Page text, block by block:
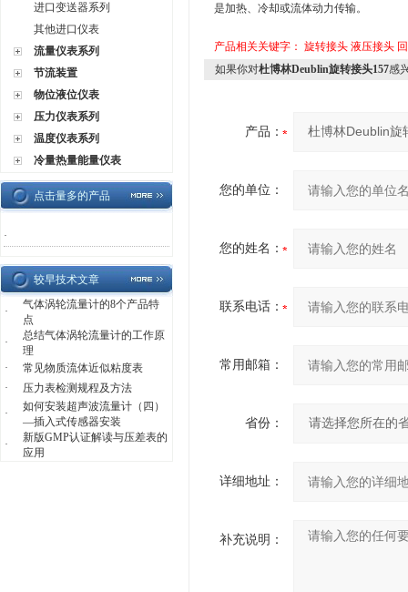
进口变送器系列
其他进口仪表
流量仪表系列
节流装置
物位液位仪表
压力仪表系列
温度仪表系列
冷量热量能量仪表
点击量多的产品
·
较早技术文章
·
气体涡轮流量计的8个产品特
点
·
总结气体涡轮流量计的工作原
理
·
常见物质流体近似粘度表
·
压力表检测规程及方法
·
如何安装超声波流量计（四）
—插入式传感器安装
·
新版GMP认证解读与压差表的
应用
是加热、冷却或流体动力传输。
产品相关关键字： 旋转接头 液压接头
如果你对杜博林Deublin旋转接头157感
产品：
您的单位：
您的姓名：
联系电话：
常用邮箱：
省份：
详细地址：
补充说明：